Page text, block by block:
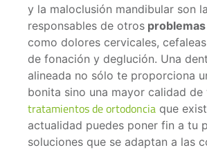
y la maloclusión mandibular son
responsables de otros
como dolores cervicales,
de fonación y deglución. Una
alineada no sólo te proporciona
bonita sino una mayor calidad de
tratamientos de ortodoncia que
actualidad puedes poner fin a tu
soluciones que se adaptan a las